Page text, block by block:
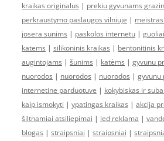
kraikas originalus | prekiu gyvunams
perkraustymo paslaugos vilniuje |
josera sunims | paskolos internetu |
katems | silikoninis kraikas | bentonitinis
augintojams | šunims | katėms | gyvunu
nuorodos | nuorodos | nuorodos | gyvunu
internetine parduotuve | kokybiskas ir
kaip ismokyti | ypatingas kraikas | akcija
šiltnamiai atsiliepimai | led reklama |
blogas | straipsniai | straipsniai |